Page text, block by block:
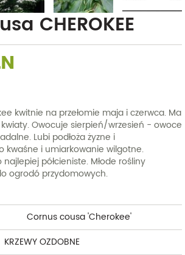
CHEROKEE
kwitnie na przełomie maja i czerwca. Ma
Owocuje sierpień/wrzesień - owoce
Lubi podłoża żyzne i
kwaśne i umiarkowanie wilgotne.
półcieniste. Młode rośliny
ogrodó przydomowych.
Cornus cousa 'Cherokee'
KRZEWY OZDOBNE